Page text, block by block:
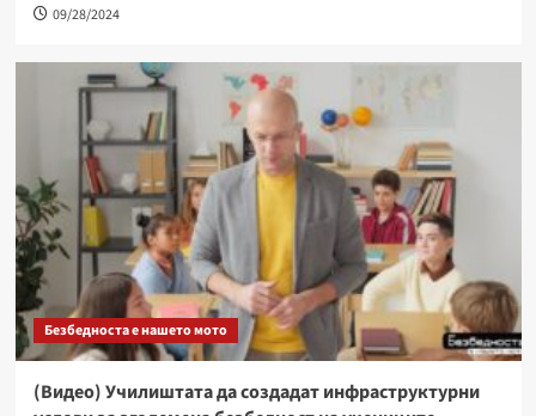
09/28/2024
Безбедноста е нашето мото
(Видео) Училиштата да создадат инфраструктурни